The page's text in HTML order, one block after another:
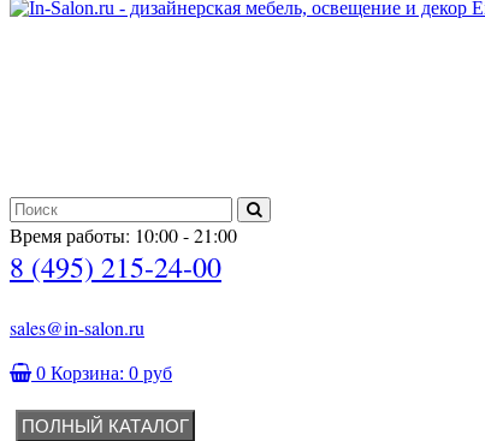
Время работы: 10:00 - 21:00
8 (495) 215-24-00
sales@in-salon.ru
0 Корзина: 0 руб
ПОЛНЫЙ КАТАЛОГ